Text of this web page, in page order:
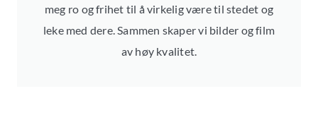
meg ro og frihet til å virkelig være til stedet og
leke med dere. Sammen skaper vi bilder og film
av høy kvalitet.